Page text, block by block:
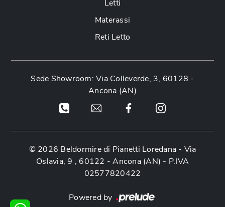
Letti
Materassi
Reti Letto
Sede Showroom: Via Colleverde, 3, 60128 -
Ancona (AN)
© 2026 Beldormire di Pianetti Loredana - Via
Oslavia, 9 , 60122 - Ancona (AN) - P.IVA
02577820422
Powered by